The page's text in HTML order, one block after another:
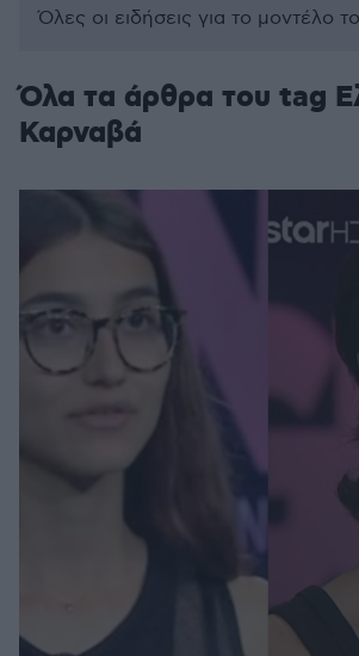
Όλες οι ειδήσεις για το μοντέλο
Όλα τα άρθρα του tag
Καρναβά